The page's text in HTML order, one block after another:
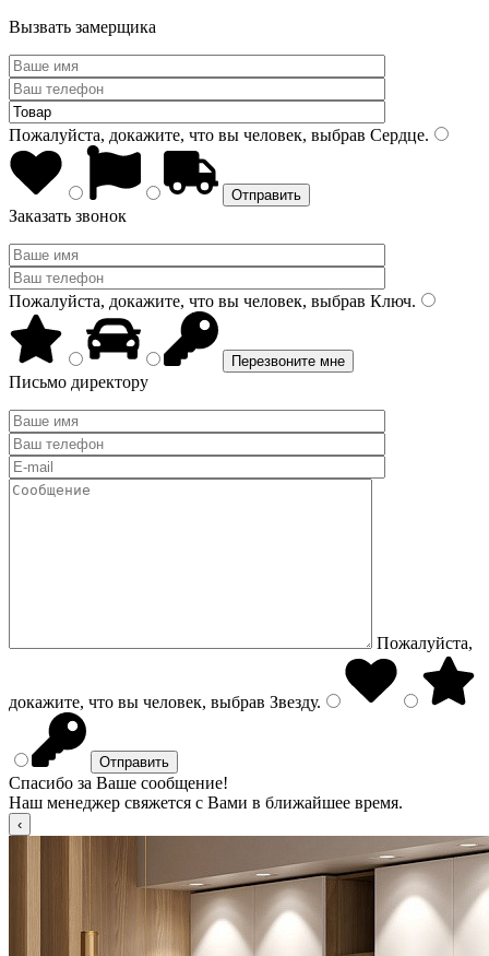
Вызвать замерщика
Пожалуйста, докажите, что вы человек, выбрав Сердце.
Заказать звонок
Пожалуйста, докажите, что вы человек, выбрав Ключ.
Письмо директору
Пожалуйста,
докажите, что вы человек, выбрав Звезду.
Спасибо за Ваше сообщение!
Наш менеджер свяжется с Вами в ближайшее время.